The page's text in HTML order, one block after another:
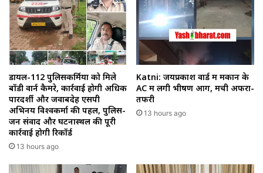
डायल-112 पुलिसकर्मियों को मिले
बॉडी वार्न कैमरे, कार्रवाई होगी अधिक
पारदर्शी और जवाबदेह एसपी
अभिनय विश्वकर्मा की पहल, पुलिस-
जन संवाद और घटनास्थल की पूरी
कार्रवाई होगी रिकॉर्ड
13 hours ago
Katni: जयप्रकाश वार्ड में मकान के
AC में लगी भीषण आग, मची अफरा-
तफरी
13 hours ago